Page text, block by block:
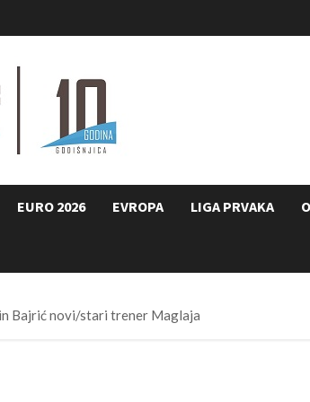
EURO 2026 EVROPA LIGA PRVAKA
Bajrić novi/stari trener Maglaja